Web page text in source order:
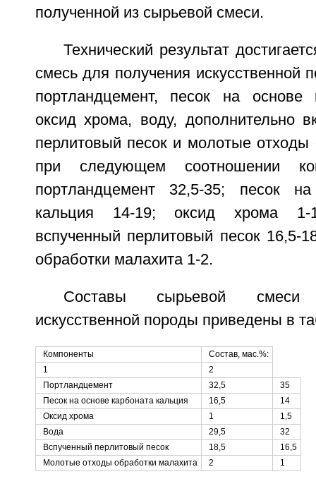
полученной из сырьевой смеси.
Технический результат
смесь для получения
портландцемент, песок на основе
оксид хрома, воду, дополнительно
перлитовый песок и молотые отходы
при следующем соотношении
портландцемент 32,5-35; песок
кальция 14-19; оксид хрома 1-
вспученный перлитовый песок 16,5-
обработки малахита 1-2.
Составы сырьевой
искусственной породы приведены в
Компоненты
Состав, мас.%:
1
2
Портландцемент
32,5
35
Песок на основе карбоната кальция
16,5
14
Оксид хрома
1
1,5
Вода
29,5
32
Вспученный перлитовый песок
18,5
16,5
Молотые отходы обработки малахита
2 1